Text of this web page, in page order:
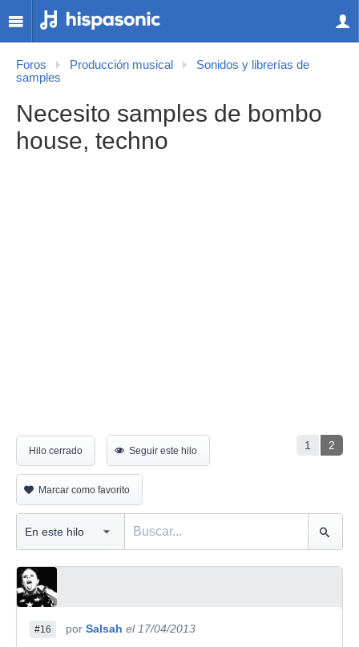
Foros Producción musical
Sonidos y librerías de
samples
Necesito samples de bombo
house, techno
1 2
Hilo cerrado Seguir este hilo
Marcar como favorito
#16 por Salsah el 17/04/2013